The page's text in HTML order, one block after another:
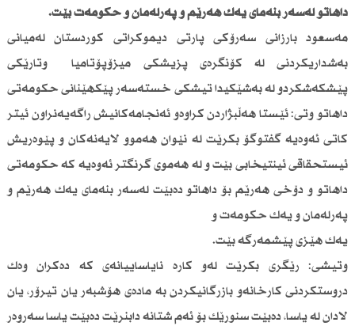
داهاتو لەسەر بنەمای یەك هەرێم و پەرلەمان و حكومەت بێت.
مەسعود بارزانی سەرۆكی پارتی دیموكراتی كوردستان لەمیانی
بەشداریكردنی لە كۆنگرەی پزیشكی میزۆپۆتامیا وتارێكی
پێشكەشكردو لە بەشێكیدا تیشكی خستەسەر پێكهێنانی حكومەتی
داهاتو وتی: ئێستا هەڵبژاردن كراوەو ئەنجامەكانیش راگەیەنراون ئیتر
كاتی ئەوەیە گفتوگۆ بكرێت لە نێوان هەموو لایەنەكان و پێوەریش
ئیستحقاقی ئینتیخابی بێت و لە هەموی گرنگتر ئەوەیە كە حكومەتی
داهاتو و دۆخی هەرێم بۆ داهاتو دەبێت لەسەر بنەمای یەك هەرێم و
پەرلەمان و یەك حكومەت و
یەك هێزی پێشمەرگە بێت.
وتیشی: رێگری بكرێت لەو كارە نایاساییانەی كە دەكران وەك
دروستكردنی كارخانەو بازرگانیكردن بە مادەی هۆشبەر یان تیرۆر، یان
لادان لە یاسا، دەبێت سنورێك بۆ ئەم شتانە دابنرێت دەبێت یاسا سەروەر